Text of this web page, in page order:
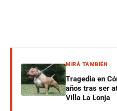
MIRÁ TAMBIÉN
Tragedia en
años tras ser
Villa La Lonja